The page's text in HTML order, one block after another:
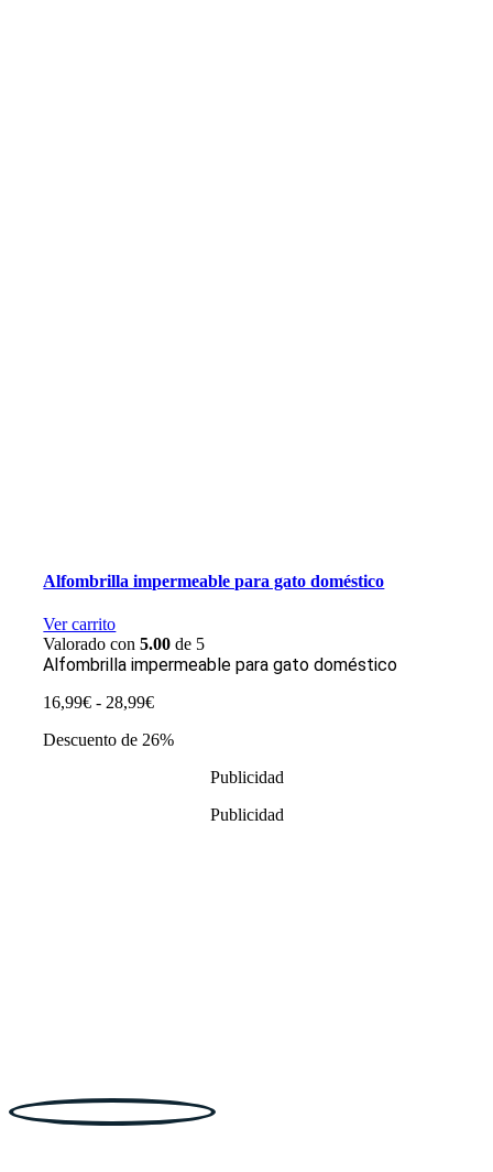
Alfombrilla impermeable para gato doméstico
Ver carrito
Valorado con5.00 de 5
Alfombrilla impermeable para gato doméstico
16,99€ - 28,99€Rango
precios:
Descuento de 26%
Publicidad
Publicidad